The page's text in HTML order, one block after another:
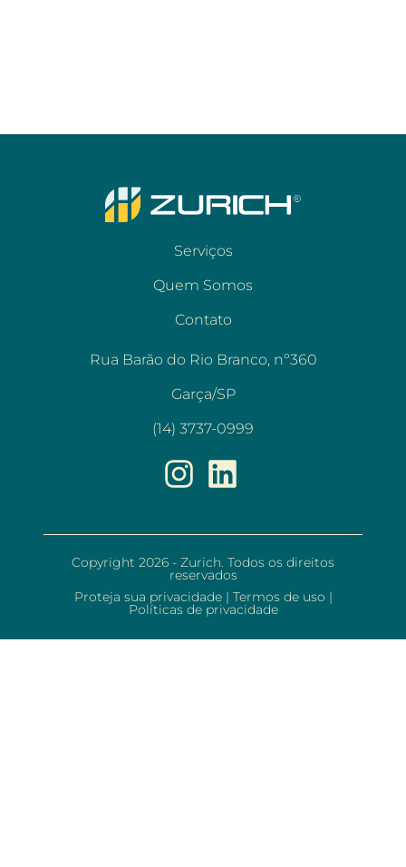
Serviços
Quem Somos
Contato
Rua Barão do Rio Branco, nº360
Garça/SP
(14) 3737-0999
Copyright 2026 - Zurich. Todos os direitos
reservados
Proteja sua privacidade | Termos de uso |
Políticas de privacidade